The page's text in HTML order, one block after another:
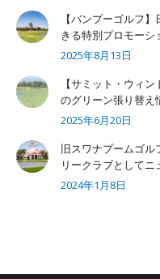
【バンプーゴルフ
きる特別プロモーシ
2025年8月13日
【サミット・ウィ
のグリーン張り替え
2025年6月20日
旧スワナプームゴル
リークラブとしてニ
2024年1月8日